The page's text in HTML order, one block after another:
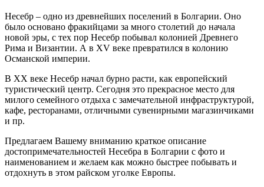
Несебр – одно из древнейших поселений в Болгарии. Оно
было основано фракийцами за много столетий до начала
новой эры, с тех пор Несебр побывал колонией Древнего
Рима и Византии. А в XV веке превратился в колонию
Османской империи.
В XX веке Несебр начал бурно расти, как европейский
туристический центр. Сегодня это прекрасное место для
милого семейного отдыха с замечательной инфраструктурой,
кафе, ресторанами, отличными сувенирными магазинчиками
и пр.
Предлагаем Вашему вниманию краткое описание
достопримечательностей Несебра в Болгарии с фото и
наименованием и желаем как можно быстрее побывать и
отдохнуть в этом райском уголке Европы.